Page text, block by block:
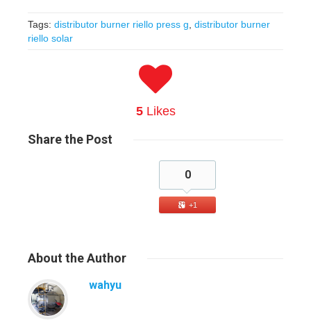
Tags: distributor burner riello press g, distributor burner
riello solar
5Likes
Sharethe Post
0
+1
About the Author
wahyu